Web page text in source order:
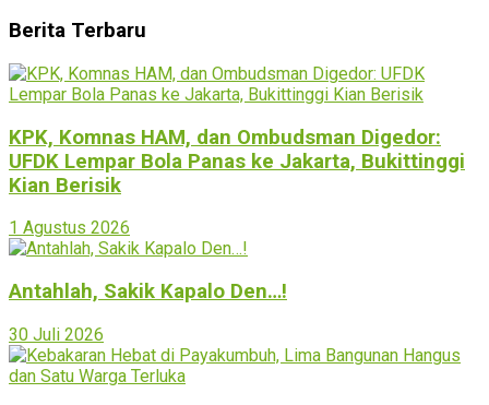
Berita Terbaru
KPK, Komnas HAM, dan Ombudsman Digedor:
UFDK Lempar Bola Panas ke Jakarta, Bukittinggi
Kian Berisik
1 Agustus 2026
Antahlah, Sakik Kapalo Den…!
30 Juli 2026